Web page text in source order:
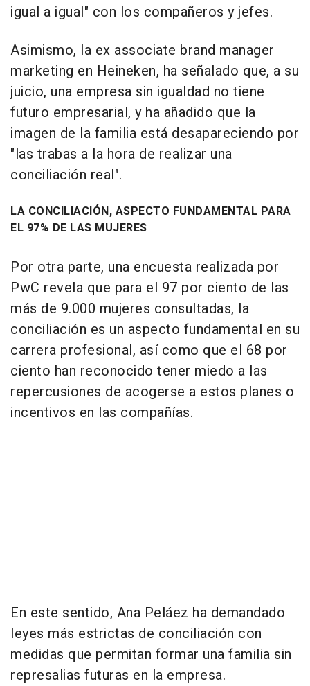
igual a igual" con los compañeros y jefes.
Asimismo, la ex associate brand manager
marketing en Heineken, ha señalado que, a su
juicio, una empresa sin igualdad no tiene
futuro empresarial, y ha añadido que la
imagen de la familia está desapareciendo por
"las trabas a la hora de realizar una
conciliación real".
LA CONCILIACIÓN, ASPECTO FUNDAMENTAL PARA
EL 97% DE LAS MUJERES
Por otra parte, una encuesta realizada por
PwC revela que para el 97 por ciento de las
más de 9.000 mujeres consultadas, la
conciliación es un aspecto fundamental en su
carrera profesional, así como que el 68 por
ciento han reconocido tener miedo a las
repercusiones de acogerse a estos planes o
incentivos en las compañías.
En este sentido, Ana Peláez ha demandado
leyes más estrictas de conciliación con
medidas que permitan formar una familia sin
represalias futuras en la empresa.